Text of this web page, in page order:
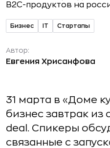
Бизнес IT Стартапы
Автор:
Евгения Хрисанфова
31 марта в «Доме
бизнес завтрак из
deal. Спикеры
связанные с